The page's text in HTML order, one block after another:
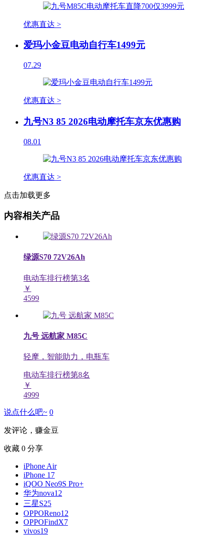
优惠直达 >
爱玛小金豆电动自行车1499元
07.29
优惠直达 >
九号N3 85 2026电动摩托车京东优惠购
08.01
优惠直达 >
点击加载更多
内容相关产品
绿源S70 72V26Ah
电动车排行榜第3名
￥
4599
九号 远航家 M85C
轻摩，智能助力，电瓶车
电动车排行榜第8名
￥
4999
说点什么吧~ 0
发评论，赚金豆
收藏 0 分享
iPhone Air
iPhone 17
iQOO Neo9S Pro+
华为nova12
三星S25
OPPOReno12
OPPOFindX7
vivos19